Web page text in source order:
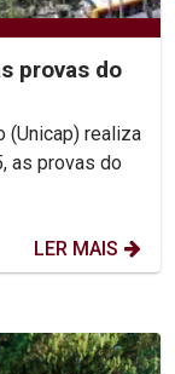
provas do
(Unicap) realiza
as provas do
LER MAIS